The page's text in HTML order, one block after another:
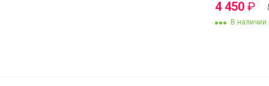
4 450 ₽
В наличии